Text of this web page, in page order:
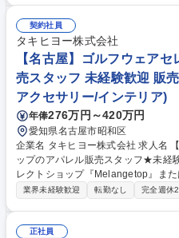
様変更はございません。 ■案件：9
ア：東京都内・さいたま市・埼玉県
市本社と都内営業所の両方で拠点に
業務内容の変更の範囲：当社業務全般 募集職種 東京【1級施工管理技士】
直行直帰/年間休日120日/残業ほぼなし
契約社員
タキヒヨー株式会社
【名古屋】ゴルフウェア
売スタッフ 未経験歓迎 販
アクセサリー/インテリア)
年俸276万円～420万円
愛知県名古屋市昭和区
企業名 タキヒヨー株式会社 求人名 【名古屋】ゴルフウェアセレクトショ
ップのアパレル販売スタッフ★未経験歓迎★ 仕事の内容
レクトショップ『Melangetop』ま
客・販売業務をお任せします。お客
含むライフスタイル型セレクトショ
業界未経験歓迎 転勤なし 完全週休2
正社員